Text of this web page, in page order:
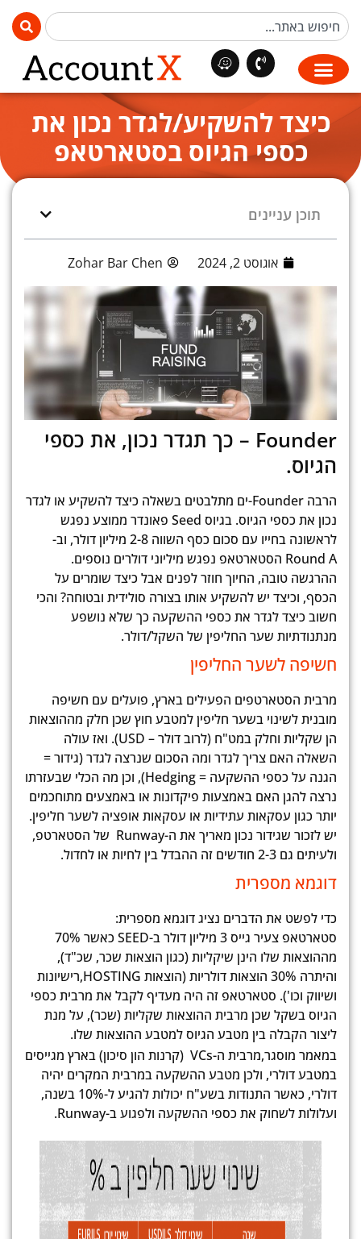
כיצד להשקיע/לגדר נכון את
כספי הגיוס בסטארטאפ
תוכן עניינים
אוגוסט 2, 2024 Zohar Bar Chen
Founder – כך תגדר נכון, את כספי
הגיוס.
הרבה Founder-ים מתלבטים בשאלה כיצד להשקיע או לגדר
נכון את כספי הגיוס. בגיוס Seed פאונדר ממוצע נפגש
לראשונה בחייו עם סכום כסף השווה 2-8 מיליון דולר, וב-
Round A הסטארטאפ נפגש מיליוני דולרים נוספים.
ההרגשה טובה, החיוך חוזר לפנים אבל כיצד שומרים על
הכסף, וכיצד יש להשקיע אותו בצורה סולידית ובטוחה? והכי
חשוב כיצד לגדר את כספי ההשקעה כך שלא נושפע
מנתנודתיות שער החליפין של השקל/דולר.
חשיפה לשער החליפין
מרבית הסטארטפים הפעילים בארץ, פועלים עם חשיפה
מובנית לשינוי בשער חליפין למטבע חוץ שכן חלק מההוצאות
הן שקליות וחלק במט"ח (לרוב דולר – USD). ואז עולה
השאלה האם צריך לגדר ומה הסכום שנרצה לגדר (גידור =
הגנה על כספי ההשקעה = Hedging), וכן מה הכלי שבעזרתו
נרצה להגן האם באמצעות פיקדונות או באמצעים מתוחכמים
יותר כגון עסקאות עתידיות או עסקאות אופציה לשער חליפין.
יש לזכור שגידור נכון מאריך את ה-Runway של הסטארטפ,
ולעיתים גם 2-3 חודשים זה ההבדל בין לחיות או לחדול.
דוגמא מספרית
כדי לפשט את הדברים נציג דוגמא מספרית:
סטארטאפ צעיר גייס 3 מיליון דולר ב-SEED כאשר 70%
מההוצאות שלו הינן שיקליות (כגון הוצאות שכר, שכ"ד),
והיתרה 30% הוצאות דולריות (הוצאות HOSTING,רישיונות
ושיווק וכו'). סטארטאפ זה היה מעדיף לקבל את מרבית כספי
הגיוס בשקל שכן מרבית ההוצאות שקליות (שכר), על מנת
ליצור הקבלה בין מטבע הגיוס למטבע ההוצאות שלו.
במאמר מוסגר,מרבית ה-VCs (קרנות הון סיכון) בארץ מגייסים
במטבע דולרי, ולכן מטבע ההשקעה במרבית המקרים יהיה
דולרי, כאשר התנודות בשע"ח יכולות להגיע ל-10% בשנה,
ועלולות לשחוק את כספי ההשקעה ולפגוע ב-Runway.